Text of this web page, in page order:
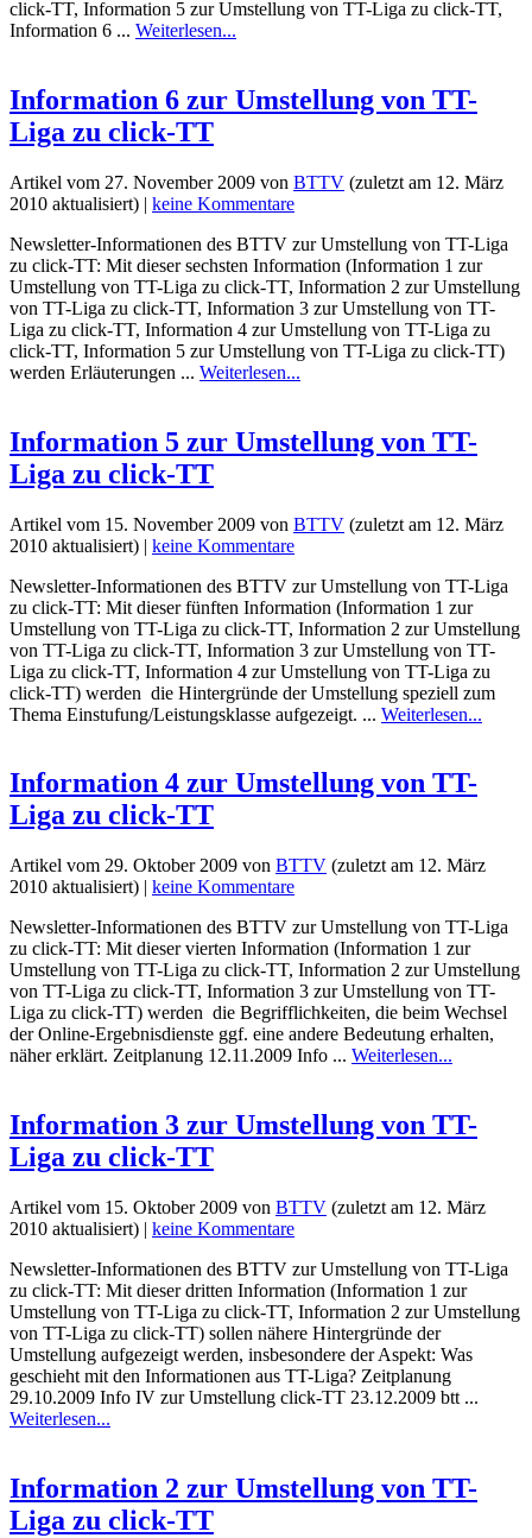
click-TT, Information 5 zur Umstellung von TT-Liga zu click-TT,
Information 6 ... Weiterlesen...
Information 6 zur Umstellung von TT-
Liga zu click-TT
Artikel vom 27. November 2009 von BTTV (zuletzt am 12. März
2010 aktualisiert) | keine Kommentare
Newsletter-Informationen des BTTV zur Umstellung von TT-Liga
zu click-TT: Mit dieser sechsten Information (Information 1 zur
Umstellung von TT-Liga zu click-TT, Information 2 zur Umstellung
von TT-Liga zu click-TT, Information 3 zur Umstellung von TT-
Liga zu click-TT, Information 4 zur Umstellung von TT-Liga zu
click-TT, Information 5 zur Umstellung von TT-Liga zu click-TT)
werden Erläuterungen ... Weiterlesen...
Information 5 zur Umstellung von TT-
Liga zu click-TT
Artikel vom 15. November 2009 von BTTV (zuletzt am 12. März
2010 aktualisiert) | keine Kommentare
Newsletter-Informationen des BTTV zur Umstellung von TT-Liga
zu click-TT: Mit dieser fünften Information (Information 1 zur
Umstellung von TT-Liga zu click-TT, Information 2 zur Umstellung
von TT-Liga zu click-TT, Information 3 zur Umstellung von TT-
Liga zu click-TT, Information 4 zur Umstellung von TT-Liga zu
click-TT) werden die Hintergründe der Umstellung speziell zum
Thema Einstufung/Leistungsklasse aufgezeigt. ... Weiterlesen...
Information 4 zur Umstellung von TT-
Liga zu click-TT
Artikel vom 29. Oktober 2009 von BTTV (zuletzt am 12. März
2010 aktualisiert) | keine Kommentare
Newsletter-Informationen des BTTV zur Umstellung von TT-Liga
zu click-TT: Mit dieser vierten Information (Information 1 zur
Umstellung von TT-Liga zu click-TT, Information 2 zur Umstellung
von TT-Liga zu click-TT, Information 3 zur Umstellung von TT-
Liga zu click-TT) werden die Begrifflichkeiten, die beim Wechsel
der Online-Ergebnisdienste ggf. eine andere Bedeutung erhalten,
näher erklärt. Zeitplanung 12.11.2009 Info ... Weiterlesen...
Information 3 zur Umstellung von TT-
Liga zu click-TT
Artikel vom 15. Oktober 2009 von BTTV (zuletzt am 12. März
2010 aktualisiert) | keine Kommentare
Newsletter-Informationen des BTTV zur Umstellung von TT-Liga
zu click-TT: Mit dieser dritten Information (Information 1 zur
Umstellung von TT-Liga zu click-TT, Information 2 zur Umstellung
von TT-Liga zu click-TT) sollen nähere Hintergründe der
Umstellung aufgezeigt werden, insbesondere der Aspekt: Was
geschieht mit den Informationen aus TT-Liga? Zeitplanung
29.10.2009 Info IV zur Umstellung click-TT 23.12.2009 btt ...
Weiterlesen...
Information 2 zur Umstellung von TT-
Liga zu click-TT